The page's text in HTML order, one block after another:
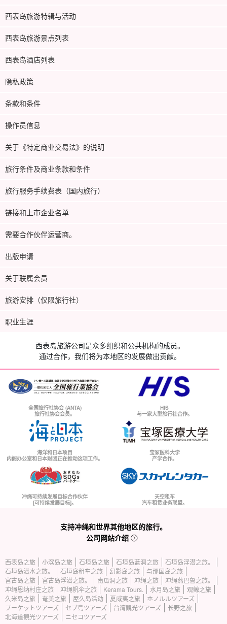
西表岛旅游特辑与活动
西表岛旅游景点列表
西表岛酒店列表
隐私政策
条款和条件
操作员信息
关于《特定商业交易法》的说明
旅行条件及商业条款和条件
旅行服务手续费表（国内旅行）
链接和上市企业名单
需要合作伙伴运营商。
出版申请
关于联属会员
旅游安排（仅限旅行社）
职业生涯
西表岛旅游公司是众多组织和公共机构的成员。
通过合作，我们将为本地区的发展做出贡献。
全国旅行社协会 (ANTA)
旅行社协会会员。
HIS
与一家大型旅行社合作。
海洋和日本项目
内阁办公室和日本财团正在推动这项工作。
宝冢医科大学
产学合作。
冲绳可持续发展目标合作伙伴
[可持续发展目标]。
天空租车
汽车租赁业务联盟。
支持冲绳和世界其他地区的旅行。
公司网站介绍
西表岛之旅 小滨岛之旅 石垣岛之旅 石垣岛蓝洞之旅
石垣岛浮潜之旅。
石垣岛潜水之旅。
石垣岛租车之旅 幻影岛之旅
与那国岛之旅
宫古岛之旅
宫古岛浮潜之旅。 南瓜洞之旅 冲绳之旅
冲绳燕巴鲁之旅。
冲绳恩纳村庄之旅
冲绳帆伞之旅 Kerama Tours. 水月岛之旅
观鲸之旅
久米岛之旅
奄美之旅 屋久岛活动 夏威夷之旅
ホノルルツアーズ
プーケットツアーズ
セブ島ツアーズ 台湾観光ツアーズ
长野之旅
北海道観光ツアーズ
ニセコツアーズ